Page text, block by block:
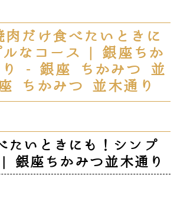
肉だけ食べたいときに
ルなコース | 銀座ちか
り - 銀座 ちかみつ 並
ちかみつ 並木通り
たいときにも！シンプ
銀座ちかみつ並木通り